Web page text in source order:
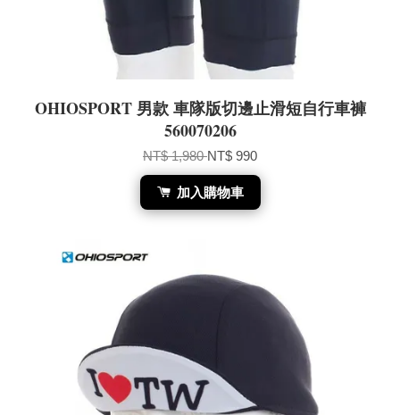
OHIOSPORT 男款 車隊版切邊止滑短自行車褲
560070206
NT$ 1,980NT$ 990
加入購物車